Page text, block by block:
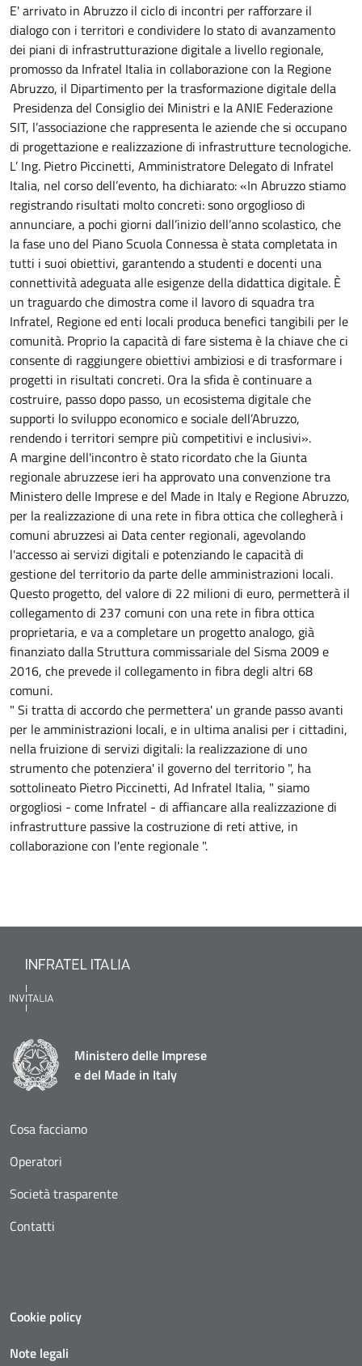
E' arrivato in Abruzzo il ciclo di incontri per rafforzare il
dialogo con i territori e condividere lo stato di avanzamento
dei piani di infrastrutturazione digitale a livello regionale,
promosso da Infratel Italia in collaborazione con la Regione
Abruzzo, il Dipartimento per la trasformazione digitale della
Presidenza del Consiglio dei Ministri e la ANIE Federazione
SIT, l’associazione che rappresenta le aziende che si occupano
di progettazione e realizzazione di infrastrutture tecnologiche.
L’ Ing. Pietro Piccinetti, Amministratore Delegato di Infratel
Italia, nel corso dell’evento, ha dichiarato: «In Abruzzo stiamo
registrando risultati molto concreti: sono orgoglioso di
annunciare, a pochi giorni dall’inizio dell’anno scolastico, che
la fase uno del Piano Scuola Connessa è stata completata in
tutti i suoi obiettivi, garantendo a studenti e docenti una
connettività adeguata alle esigenze della didattica digitale. È
un traguardo che dimostra come il lavoro di squadra tra
Infratel, Regione ed enti locali produca benefici tangibili per le
comunità. Proprio la capacità di fare sistema è la chiave che ci
consente di raggiungere obiettivi ambiziosi e di trasformare i
progetti in risultati concreti. Ora la sfida è continuare a
costruire, passo dopo passo, un ecosistema digitale che
supporti lo sviluppo economico e sociale dell’Abruzzo,
rendendo i territori sempre più competitivi e inclusivi».
A margine dell'incontro è stato ricordato che la Giunta
regionale abruzzese ieri ha approvato una convenzione tra
Ministero delle Imprese e del Made in Italy e Regione Abruzzo,
per la realizzazione di una rete in fibra ottica che collegherà i
comuni abruzzesi ai Data center regionali, agevolando
l'accesso ai servizi digitali e potenziando le capacità di
gestione del territorio da parte delle amministrazioni locali.
Questo progetto, del valore di 22 milioni di euro, permetterà il
collegamento di 237 comuni con una rete in fibra ottica
proprietaria, e va a completare un progetto analogo, già
finanziato dalla Struttura commissariale del Sisma 2009 e
2016, che prevede il collegamento in fibra degli altri 68
comuni.
" Si tratta di accordo che permettera' un grande passo avanti
per le amministrazioni locali, e in ultima analisi per i cittadini,
nella fruizione di servizi digitali: la realizzazione di uno
strumento che potenziera' il governo del territorio ", ha
sottolineato Pietro Piccinetti, Ad Infratel Italia, " siamo
orgogliosi - come Infratel - di affiancare alla realizzazione di
infrastrutture passive la costruzione di reti attive, in
collaborazione con l'ente regionale ".
Ministero delle Imprese
e del Made in Italy
Cosa facciamo
Operatori
Società trasparente
Contatti
Cookie policy
Note legali